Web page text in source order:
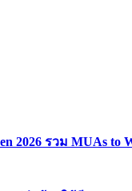
2026 รวม MUAs to